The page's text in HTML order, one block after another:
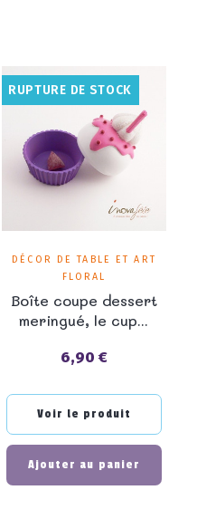
DÉCOR DE TABLE ET ART
FLORAL
Boîte coupe dessert
meringué, le cup...
Prix
6,90 €
Voir le produit
Ajouter au panier
RUPTURE DE STOCK